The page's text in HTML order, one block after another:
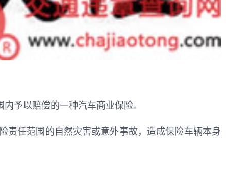
予以赔偿的一种汽车商业保险。
责任范围的自然灾害或意外事故，造成保险车辆本身